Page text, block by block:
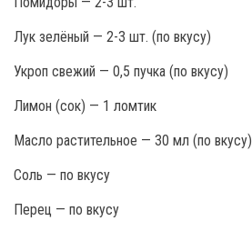
Лук зелёный — 2-3 шт. (по вкусу)
Укроп свежий — 0,5 пучка (по вкусу)
Лимон (сок) — 1 ломтик
Масло растительное — 30 мл (по вкусу)
Соль — по вкусу
Перец — по вкусу